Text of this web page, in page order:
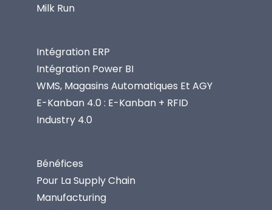
Milk Run
Intégration ERP
Intégration Power BI
WMS, Magasins Automatiques Et AGY
E-Kanban 4.0 : E-Kanban + RFID
Industry 4.0
Bénéfices
Pour La Supply Chain
Manufacturing